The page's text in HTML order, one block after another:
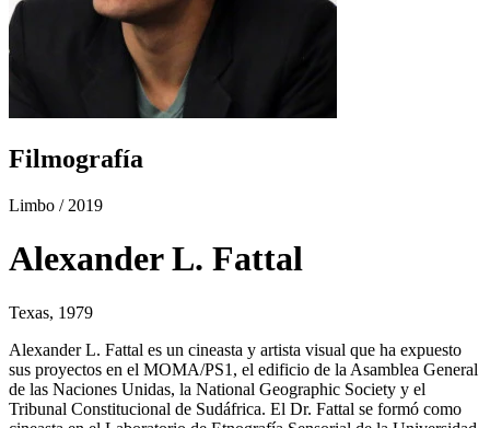
Filmografía
Limbo / 2019
Alexander L. Fattal
Texas, 1979
Alexander L. Fattal es un cineasta y artista visual que ha expuesto
sus proyectos en el MOMA/PS1, el edificio de la Asamblea General
de las Naciones Unidas, la National Geographic Society y el
Tribunal Constitucional de Sudáfrica. El Dr. Fattal se formó como